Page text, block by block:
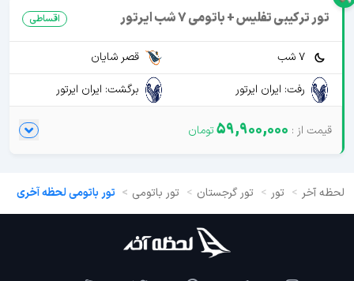
تور ترکیبی تفلیس + باتومی 7 شب ایرتور اقساطی
7 شب
قصر شایان
رفت: ایران ایرتور
برگشت: ایران ایرتور
59,900,000
لحظه آخر تور تور گرجستان تور باتومی تور باتومی لحظه آخری